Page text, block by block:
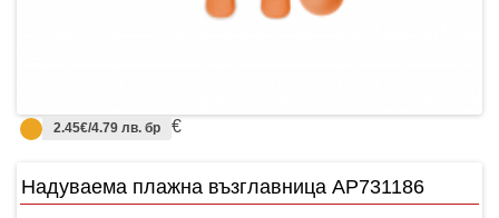
2.45€/4.79 лв. бр €
Надуваема плажна възглавница AP731186